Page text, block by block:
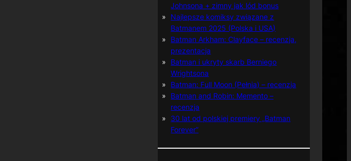
Johnsona + zimny jak lód bonus
Najlepsze komiksy związane z
Batmanem 2025 (Polska i USA)
Batman Arkham: Clayface – recenzja,
prezentacja
Batman i ukryty skarb Berniego
Wrightsona
Batman: Full Moon (Pełnia) – recenzja
Batman and Robin: Memento –
recenzja
30 lat od polskiej premiery „Batman
Forever”